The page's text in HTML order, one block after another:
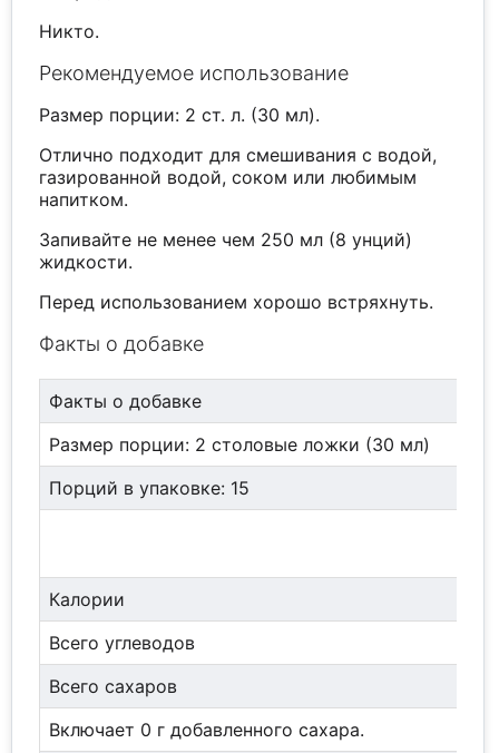
Никто.
Рекомендуемое использование
Размер порции: 2 ст. л. (30 мл).
Отлично подходит для смешивания с водой,
газированной водой, соком или любимым
напитком.
Запивайте не менее чем 250 мл (8 унций)
жидкости.
Перед использованием хорошо встряхнуть.
Факты о добавке
Факты о добавке
Размер порции: 2 столовые ложки (30 мл)
Порций в упаковке: 15
Калории
Всего углеводов
Всего сахаров
Включает 0 г добавленного сахара.